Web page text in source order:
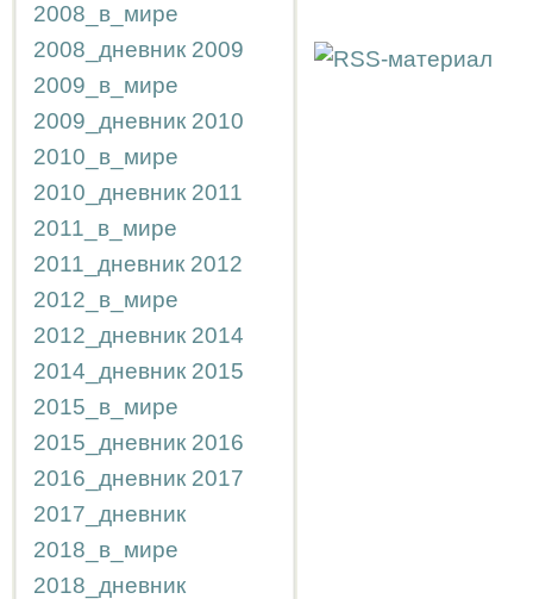
2008_в_мире
2008_дневник 2009
2009_в_мире
2009_дневник 2010
2010_в_мире
2010_дневник 2011
2011_в_мире
2011_дневник 2012
2012_в_мире
2012_дневник 2014
2014_дневник 2015
2015_в_мире
2015_дневник 2016
2016_дневник 2017
2017_дневник
2018_в_мире
2018_дневник